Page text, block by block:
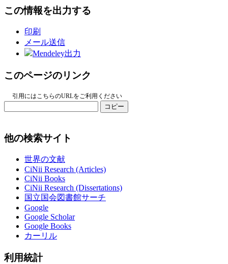
この情報を出力する
印刷
メール送信
Mendeley出力
このページのリンク
引用にはこちらのURLをご利用ください
コピー
他の検索サイト
世界の文献
CiNii Research (Articles)
CiNii Books
CiNii Research (Dissertations)
国立国会図書館サーチ
Google
Google Scholar
Google Books
カーリル
利用統計